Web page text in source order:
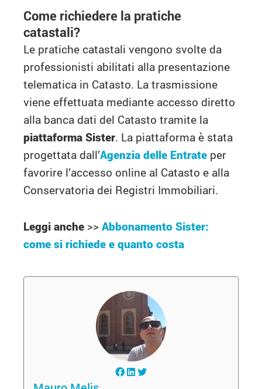
Come richiedere la pratiche
catastali?
Le pratiche catastali vengono svolte da
professionisti abilitati alla presentazione
telematica in Catasto. La trasmissione
viene effettuata mediante accesso diretto
alla banca dati del Catasto tramite la
piattaforma Sister. La piattaforma è stata
progettata dall’Agenzia delle Entrate per
favorire l’accesso online al Catasto e alla
Conservatoria dei Registri Immobiliari.
Leggi anche >> Abbonamento Sister:
come si richiede e quanto costa